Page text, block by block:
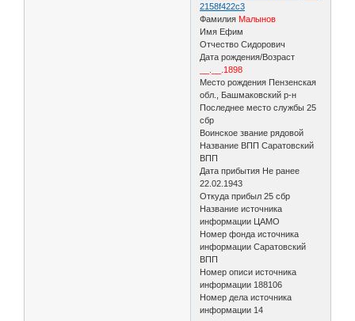
2158f422c3
Фамилия Малынов
Имя Ефим
Отчество Сидорович
Дата рождения/Возраст
__.__.1898
Место рождения Пензенская
обл., Башмаковский р-н
Последнее место службы 25
сбр
Воинское звание рядовой
Название ВПП Саратовский
ВПП
Дата прибытия Не ранее
22.02.1943
Откуда прибыл 25 сбр
Название источника
информации ЦАМО
Номер фонда источника
информации Саратовский
ВПП
Номер описи источника
информации 188106
Номер дела источника
информации 14